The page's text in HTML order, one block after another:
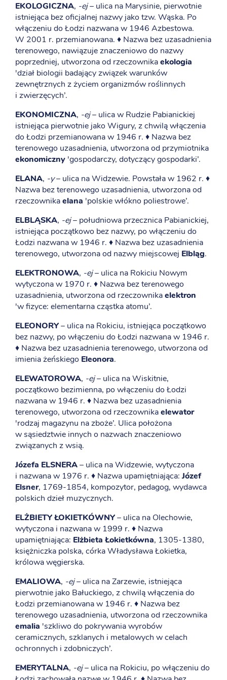
EKOLOGICZNA, -ej– ulica na Marysinie, pierwotnie
istniejąca bez oficjalnej nazwy jako tzw. Wąska. Po
włączeniu do Łodzi nazwana w 1946 Azbestowa.
W 2001 r. przemianowana. ♦ Nazwa bez uzasadnienia
terenowego, nawiązuje znaczeniowo do nazwy
poprzedniej, utworzona od rzeczownikaekologia
'dział biologii badający związek warunków
zewnętrznych z życiem organizmów roślinnych
i zwierzęcych’.
EKONOMICZNA, -ej– ulica w Rudzie Pabianickiej
istniejąca pierwotnie jako Wigury, z chwilą włączenia
do Łodzi przemianowana w 1946 r. ♦ Nazwa bez
terenowego uzasadnienia, utworzona od przymiotnika
ekonomiczny 'gospodarczy, dotyczący gospodarki’.
ELANA, -y– ulica na Widzewie. Powstała w 1962 r. ♦
Nazwa bez terenowego uzasadnienia, utworzona od
rzeczownikaelana 'polskie włókno poliestrowe’.
ELBLĄSKA, -ej– południowa przecznica Pabianickiej,
istniejąca początkowo bez nazwy, po włączeniu do
Łodzi nazwana w 1946 r. ♦ Nazwa bez uzasadnienia
terenowego, utworzona od nazwy miejscowej Elbląg.
ELEKTRONOWA, -ej– ulica na Rokiciu Nowym
wytyczona w 1970 r. ♦ Nazwa bez terenowego
uzasadnienia, utworzona od rzeczownikaelektron
'w fizyce: elementarna cząstka atomu’.
ELEONORY– ulica na Rokiciu, istniejąca początkowo
bez nazwy, po włączeniu do Łodzi nazwana w 1946 r.
♦ Nazwa bez uzasadnienia terenowego, utworzona od
imienia żeńskiego Eleonora.
ELEWATOROWA, -ej– ulica na Wiskitnie,
początkowo bezimienna, po włączeniu do Łodzi
nazwana w 1946 r. ♦ Nazwa bez uzasadnienia
terenowego, utworzona od rzeczownikaelewator
'rodzaj magazynu na zboże’. Ulica położona
w sąsiedztwie innych o nazwach znaczeniowo
związanych z wsią.
Józefa ELSNERA– ulica na Widzewie, wytyczona
i nazwana w 1976 r. ♦ Nazwa upamiętniająca:Józef
Elsner, 1769-1854, kompozytor, pedagog, wydawca
polskich dzieł muzycznych.
ELŻBIETY ŁOKIETKÓWNY– ulica na Olechowie,
wytyczona i nazwana w 1999 r. ♦ Nazwa
upamiętniająca: Elżbieta Łokietkówna, 1305-1380,
księżniczka polska, córka Władysława Łokietka,
królowa węgierska.
EMALIOWA, -ej– ulica na Zarzewie, istniejąca
pierwotnie jako Bałuckiego, z chwilą włączenia do
Łodzi przemianowana w 1946 r. ♦ Nazwa bez
terenowego uzasadnienia, utworzona od rzeczownika
emalia 'szkliwo do pokrywania wyrobów
ceramicznych, szklanych i metalowych w celach
ochronnych i zdobniczych’.
EMERYTALNA, -ej– ulica na Rokiciu, po włączeniu do